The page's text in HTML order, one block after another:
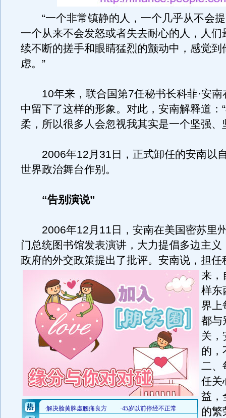
“一个非常镇静的人，一个几乎从不会提
一个从来不会发怒或者失去耐心的人，人们
续不断的搓手和眼睛猛烈的颤动中，感觉到
虑。”
10年来，联合国第7任秘书长科菲·安南
中留下了这样的形象。对此，安南解释道：
柔，所以很多人会忽视我其实是一个坚强、
2006年12月31日，正式卸任的安南以
世界政治舞台作别。
“告别演说”
2006年12月11日，安南在美国密苏里
门总统图书馆发表演讲，大力提倡多边主义
政府的外交政策提出了批评。 安南说，担任
来，
样东
界上
都与
关，
的，
二、
任关
益，
的繁